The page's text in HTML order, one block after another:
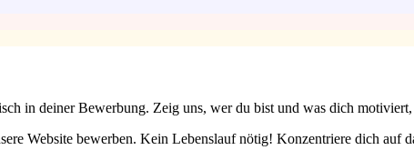
in deiner Bewerbung. Zeig uns, wer du bist und was dich motiviert,
Website bewerben. Kein Lebenslauf nötig! Konzentriere dich auf